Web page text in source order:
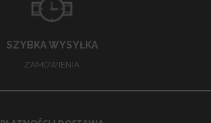
SZYBKA WYSYŁKA
ZAMÓWIENIA